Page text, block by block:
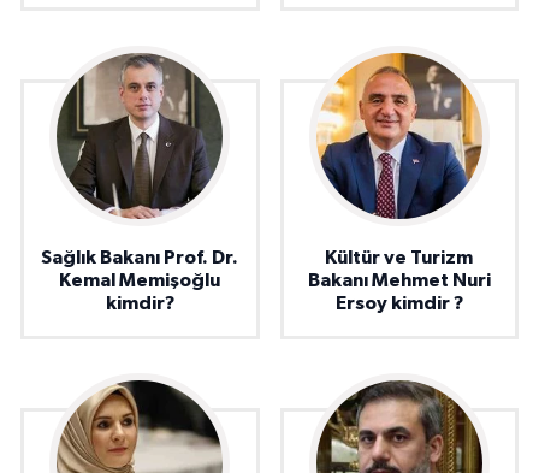
Sağlık Bakanı Prof. Dr.
Kemal Memişoğlu
kimdir?
Kültür ve Turizm
Bakanı Mehmet Nuri
Ersoy kimdir ?